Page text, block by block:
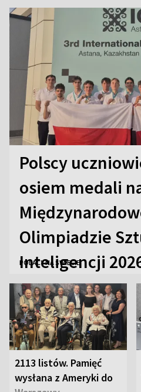
Polscy
osiem medali
Olimpiadzie
Inteligencji
POLACY NA ŚWIECIE
2113 listów. Pamięć
wysłana z Ameryki do